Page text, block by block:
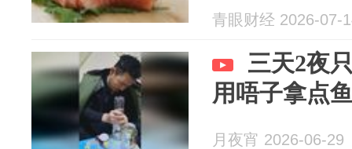
青眼财经 2026-07-
三天2夜
用唔子拿点
月夜宵 2026-06-29